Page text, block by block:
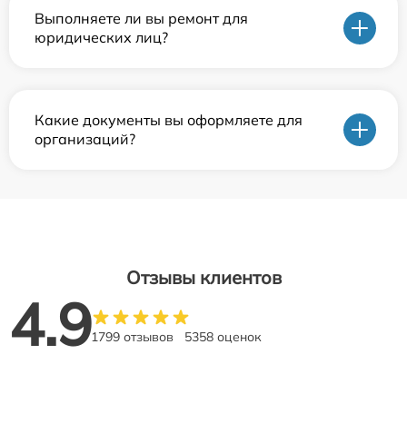
Выполняете ли вы ремонт для
юридических лиц?
Какие документы вы оформляете для
организаций?
Отзывы клиентов
4.91799 отзывов 5358 оценок